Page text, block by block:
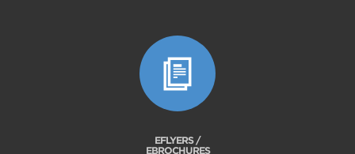
EFLYERS /
EBROCHURES